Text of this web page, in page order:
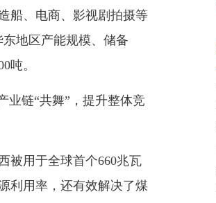
船、电商、影视剧拍摄等
地区产能规模、储备
吨。
链“共舞”，提升整体竞
用于全球首个660兆瓦
利用率，还有效解决了煤